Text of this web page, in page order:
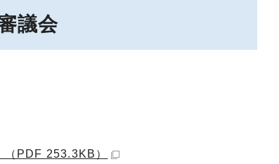
議会
PDF 253.3KB）